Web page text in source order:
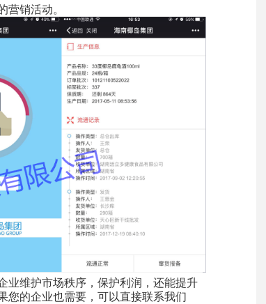
营销活动。
业维护市场秩序，保护利润，还能提升
您的企业也需要，可以直接联系我们